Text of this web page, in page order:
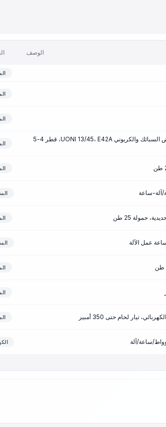
الوصف
أقطاب لحام الفولاذ منخفض السبائك والكربوني UONI 13/45، E42A، قطر 4-5
حمولة 25 طن
تيار لحام حتى 350 أمبير